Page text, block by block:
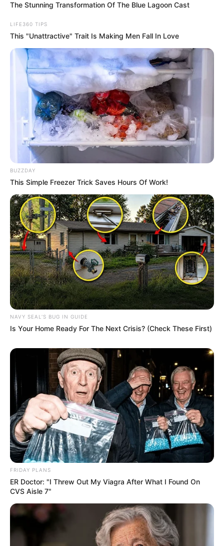
The Stunning Transformation Of The Blue Lagoon Cast
LIFE360 TIPS
This "Unattractive" Trait Is Making Men Fall In Love
BUZZDAY
This Simple Freezer Trick Saves Hours Of Work!
NAVY SEAL'S BUG IN GUIDE
Is Your Home Ready For The Next Crisis? (Check These First)
FRIDAY PLANS
ER Doctor: "I Threw Out My Viagra After What I Found On
CVS Aisle 7"